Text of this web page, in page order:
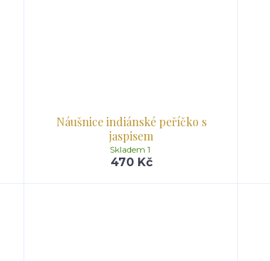
Náušnice indiánské peříčko s
jaspisem
470 Kč
Skladem 1